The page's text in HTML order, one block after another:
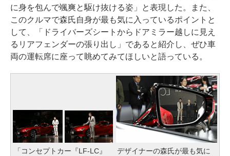
に身を包んで颯爽と駆け抜ける姿」と表現した。また、
このクルマで森氏自身が最も気に入っているポイントと
して、「ドライバーズシートからドアミラー越しに見え
るリアフェンダーの張り出し」であると紹介し、ぜひ車
両の運転席に座って眺めてみてほしいと語っている。
「コンセプトカー『LF-LC』 デザイナーの森氏が最も気に